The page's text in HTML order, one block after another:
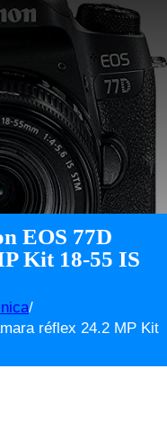
EOS 77D
Kit 18-55 IS
/
réflex 24.2 MP Kit